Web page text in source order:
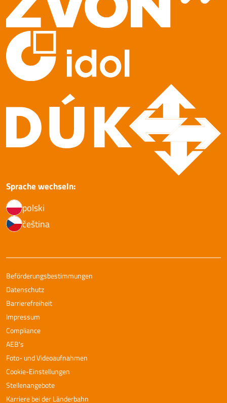
Sprache wechseln:
polski
čeština
Beförderungsbestimmungen
Datenschutz
Barrierefreiheit
Impressum
Compliance
AEB's
Foto- und Videoaufnahmen
Cookie-Einstellungen
Stellenangebote
Karriere bei der Länderbahn